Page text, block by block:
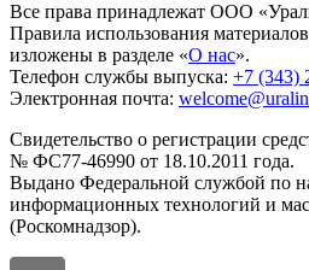
Все права принадлежат ООО
Правила использования
изложены в разделе «О нас».
Телефон службы выпуска: +7 (343)
Электронная почта:
Свидетельство о регистрации
№ ФС77-46990 от 18.10.2011 года.
Выдано Федеральной службой по
информационных технологий и
(Роскомнадзор).